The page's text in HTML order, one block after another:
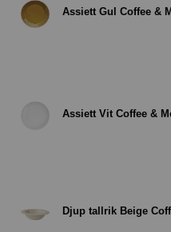
Assiett Gul Coffee &
Assiett Vit Coffee &
Djup tallrik Beige